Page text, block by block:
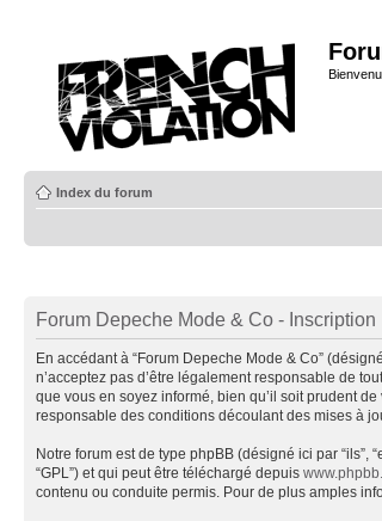
Index du forum
Forum Depeche Mode & Co - Inscription
En accédant à “Forum Depeche Mode & Co”
n’acceptez pas d’être légalement responsable de
que vous en soyez informé, bien qu’il soit prudent
responsable des conditions découlant des mises à
Notre forum est de type phpBB (désigné ici par “ils”,
“GPL”) et qui peut être téléchargé depuis
contenu ou conduite permis. Pour de plus amples